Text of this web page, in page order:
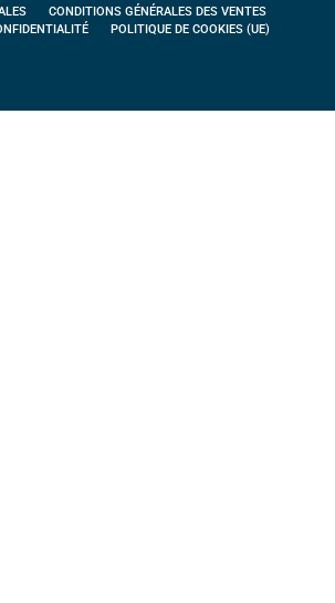
CONDITIONS GÉNÉRALES DES VENTES
POLITIQUE DE COOKIES (UE)